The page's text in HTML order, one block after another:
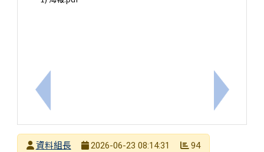
上一筆：『職涯發展-畢業檢定、證照』開南大學辦
下一筆：
發布者
資料組長
2026-06-23 08:14:31 94